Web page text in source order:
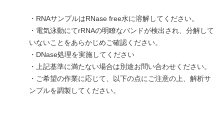
・RNAサンプルはRNase free水に溶解してください。
・電気泳動にてrRNAの明瞭なバンドが検出され、分解して
いないことをあらかじめご確認ください。
・DNase処理を実施してください
・上記基準に満たない場合は別途お問い合わせください。
・ご希望の作業に応じて、以下の点にご注意の上、解析サ
ンプルを調製してください。